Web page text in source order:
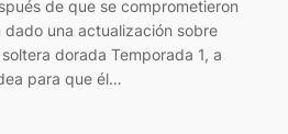
de que se comprometieron
una actualización sobre
dorada Temporada 1, a
para que él…